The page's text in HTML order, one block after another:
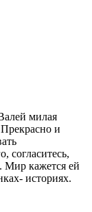
милая
и
согласитесь,
Мир кажется ей
историях.